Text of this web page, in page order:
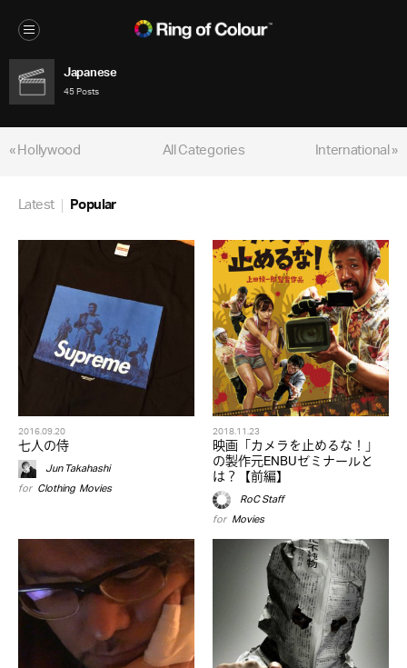
Japanese
45 Posts
« Hollywood International »
All Categories
Latest Popular
2016.09.20
七人の侍
Jun Takahashi
for Clothing,Movies
2018.11.23
映画「カメラを止めるな！」
の製作元ENBUゼミナールと
は？【前編】
RoC Staff
for Movies